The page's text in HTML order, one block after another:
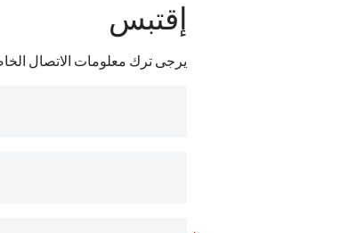
إقتبس
يرجى ترك معلومات الاتصال